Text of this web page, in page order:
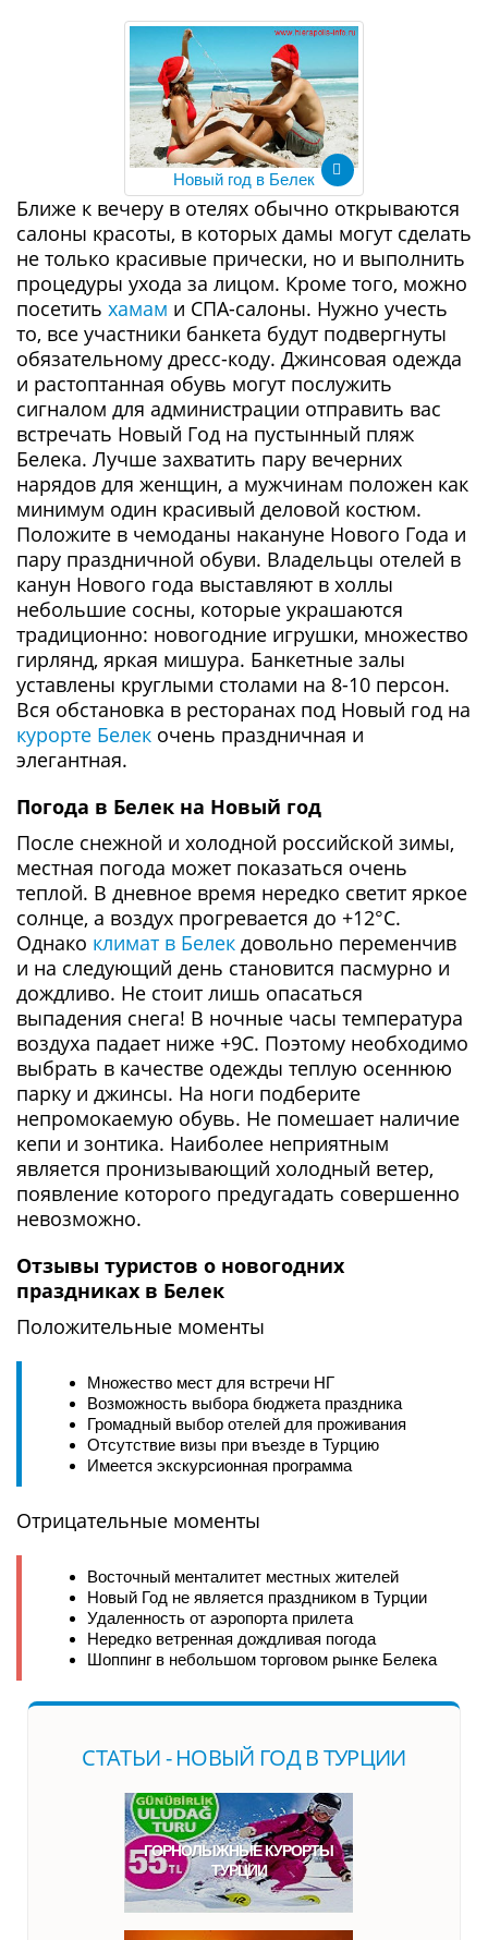
Новый год в Белек
Ближе к вечеру в отелях обычно открываются
салоны красоты, в которых дамы могут сделать
не только красивые прически, но и выполнить
процедуры ухода за лицом. Кроме того, можно
посетить хамам и СПА-салоны. Нужно учесть
то, все участники банкета будут подвергнуты
обязательному дресс-коду. Джинсовая одежда
и растоптанная обувь могут послужить
сигналом для администрации отправить вас
встречать Новый Год на пустынный пляж
Белека. Лучше захватить пару вечерних
нарядов для женщин, а мужчинам положен как
минимум один красивый деловой костюм.
Положите в чемоданы накануне Нового Года и
пару праздничной обуви. Владельцы отелей в
канун Нового года выставляют в холлы
небольшие сосны, которые украшаются
традиционно: новогодние игрушки, множество
гирлянд, яркая мишура. Банкетные залы
уставлены круглыми столами на 8-10 персон.
Вся обстановка в ресторанах под Новый год на
курорте Белек очень праздничная и
элегантная.
Погода в Белек на Новый год
После снежной и холодной российской зимы,
местная погода может показаться очень
теплой. В дневное время нередко светит яркое
солнце, а воздух прогревается до +12°C.
Однако климат в Белек довольно переменчив
и на следующий день становится пасмурно и
дождливо. Не стоит лишь опасаться
выпадения снега! В ночные часы температура
воздуха падает ниже +9С. Поэтому необходимо
выбрать в качестве одежды теплую осеннюю
парку и джинсы. На ноги подберите
непромокаемую обувь. Не помешает наличие
кепи и зонтика. Наиболее неприятным
является пронизывающий холодный ветер,
появление которого предугадать совершенно
невозможно.
Отзывы туристов о новогодних
праздниках в Белек
Положительные моменты
Множество мест для встречи НГ
Возможность выбора бюджета праздника
Громадный выбор отелей для проживания
Отсутствие визы при въезде в Турцию
Имеется экскурсионная программа
Отрицательные моменты
Восточный менталитет местных жителей
Новый Год не является праздником в Турции
Удаленность от аэропорта прилета
Нередко ветренная дождливая погода
Шоппинг в небольшом торговом рынке Белека
CТАТЬИ - НОВЫЙ ГОД В ТУРЦИИ
ГОРНОЛЫЖНЫЕ КУРОРТЫ
ТУРЦИИ